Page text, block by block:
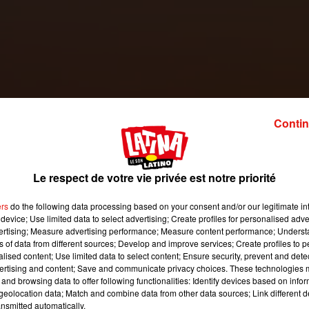
vous propose Nadège de l’agence
Donc pour les personnes qui à la fois cherchent un
va avoir énormément de lagunes et de lacs. La région du Petén
faune et une flore totalement différente du reste du pays. On
C’est une destination avec des paysages naturels très
variés. »
:
Atitlan, où l’on va retrouver les traditions culturelles
particulier par exemple. Avec ses coutumes et ses
autour du lac. A côté du lac, il faut aussi visiter le plus grand
nord, il faut vous arrêter aussi dans la région du Petén pour
Le respect de votre vie privée est notre priorité
do the following data processing based on your consent and/or our legitimate
Use limited data to select advertising; Create profiles for personalised
Measure advertising performance; Measure content performance;
of data from different sources; Develop and improve services; Create profiles to
content; Use limited data to select content; Ensure security, prevent and
and content; Save and communicate privacy choices. These technologies
browsing data to offer following functionalities: Identify devices based on
data; Match and combine data from other data sources; Link different
automatically.